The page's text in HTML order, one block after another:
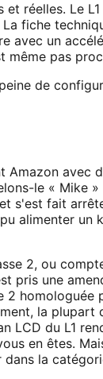
réelles. Le
fiche
avec un
même pas
de
Amazon avec
le « Mike »
s'est fait
alimenter un
2, ou
pris une
2 homologuée
la plupart
LCD du L1
en êtes.
la